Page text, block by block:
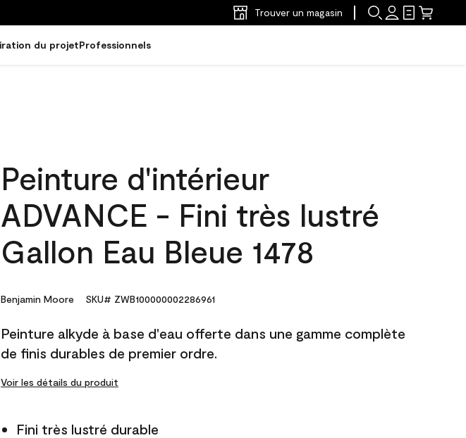
Trouver un magasin
du projetProfessionnels
Peinture d'intérieur
ADVANCE - Fini très lustré
Gallon Eau Bleue 1478
Benjamin Moore SKU# ZWB100000002286961
Peinture alkyde à base d'eau offerte dans une gamme complète
de finis durables de premier ordre.
Voir les détails du produit
Fini très lustré durable